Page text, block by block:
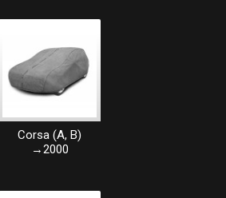
Corsa (A, B)
→2000